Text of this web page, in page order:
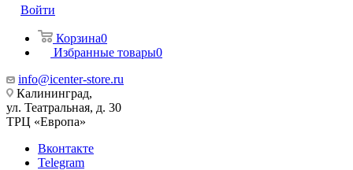
Войти
Корзина0
Избранные товары0
info@icenter-store.ru
Калининград,
ул. Театральная, д. 30
ТРЦ «Европа»
Вконтакте
Telegram